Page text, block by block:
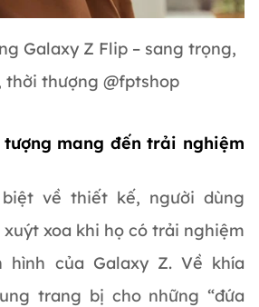
Galaxy Z Flip – sang trọng,
thời thượng @fptshop
tượng mang đến trải nghiệm
về thiết kế, người dùng
xoa khi họ có trải nghiệm
của Galaxy Z. Về khía
trang bị cho những “đứa